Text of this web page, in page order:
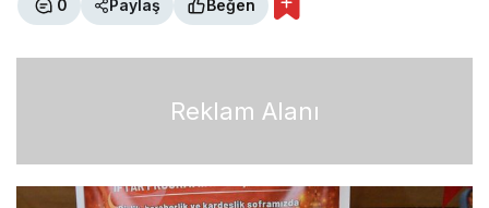
0 Paylaş Beğen
Reklam Alanı